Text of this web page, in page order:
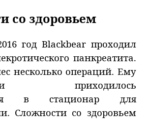
со здоровьем
год Blackbear проходил
панкреатита.
несколько операций. Ему
приходилось
в стационар для
Сложности со здоровьем